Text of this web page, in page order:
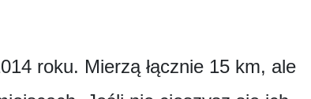
roku. Mierzą łącznie 15 km, ale